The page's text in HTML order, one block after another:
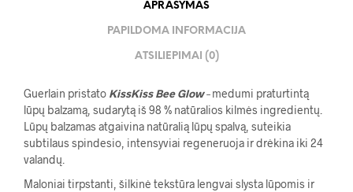
APRAŠYMAS
PAPILDOMA INFORMACIJA
ATSILIEPIMAI (0)
Guerlain pristato KissKiss Bee Glow–medumi praturtintą
lūpų balzamą, sudarytą iš 98 % natūralios kilmės ingredientų.
Lūpų balzamas atgaivina natūralią lūpų spalvą, suteikia
subtilaus spindesio, intensyviai regeneruoja ir drėkina iki 24
valandų.
Maloniai tirpstanti, šilkinė tekstūra lengvai slysta lūpomis ir